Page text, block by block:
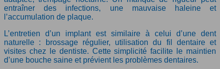
entraîner des infections, une mauvaise haleine et
l’accumulation de plaque.
L’entretien d’un implant est similaire à celui d’une dent
naturelle : brossage régulier, utilisation du fil dentaire et
visites chez le dentiste. Cette simplicité facilite le maintien
d’une bouche saine et prévient les problèmes dentaires.